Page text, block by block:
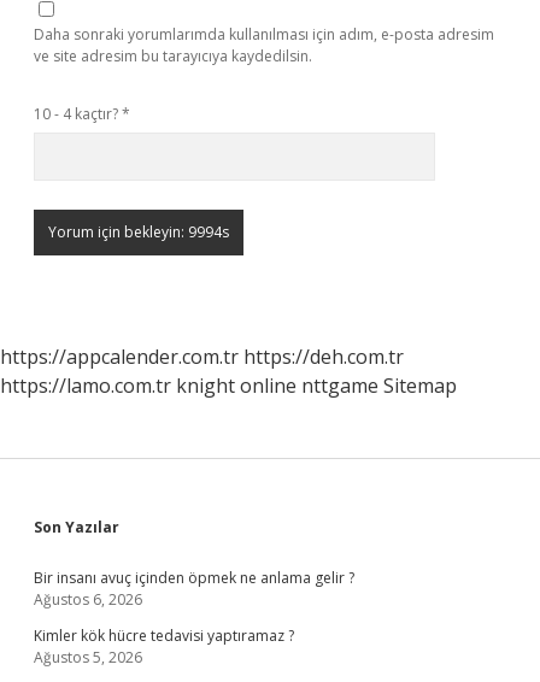
Daha sonraki yorumlarımda kullanılması için adım, e-posta adresim
ve site adresim bu tarayıcıya kaydedilsin.
10 - 4 kaçtır?*
https://appcalender.com.tr https://deh.com.tr
https://lamo.com.tr knight online nttgame Sitemap
Sidebar
Son Yazılar
Bir insanı avuç içinden öpmek ne anlama gelir ?
Ağustos 6, 2026
Kimler kök hücre tedavisi yaptıramaz ?
Ağustos 5, 2026